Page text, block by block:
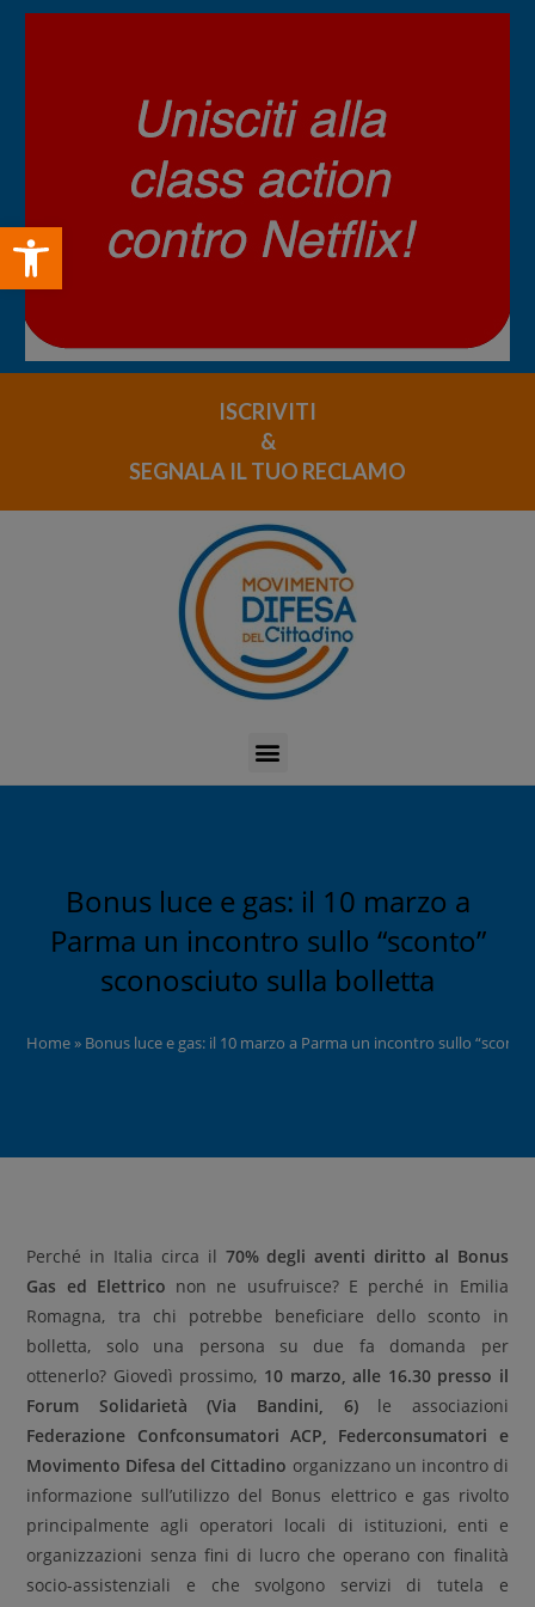
Open toolbar
ISCRIVITI
&
SEGNALA IL TUO RECLAMO
Bonus luce e gas: il 10 marzo a
Parma un incontro sullo “sconto”
sconosciuto sulla bolletta
Home» Bonus luce e gas: il 10 marzo a Parma un incontro sullo
Perché in Italia circa il 70% degli aventi diritto al Bonus
Gas ed Elettrico non ne usufruisce? E perché in Emilia
Romagna, tra chi potrebbe beneficiare dello sconto in
bolletta, solo una persona su due fa domanda per
ottenerlo? Giovedì prossimo, 10 marzo, alle 16.30 presso il
Forum Solidarietà (Via Bandini, 6)le associazioni
Federazione Confconsumatori ACP, Federconsumatori e
Movimento Difesa del Cittadino organizzano un incontro di
informazione sull’utilizzo del Bonus elettrico e gas rivolto
principalmente agli operatori locali di istituzioni, enti e
organizzazioni senza fini di lucro che operano con finalità
socio-assistenziali e che svolgono servizi di tutela e